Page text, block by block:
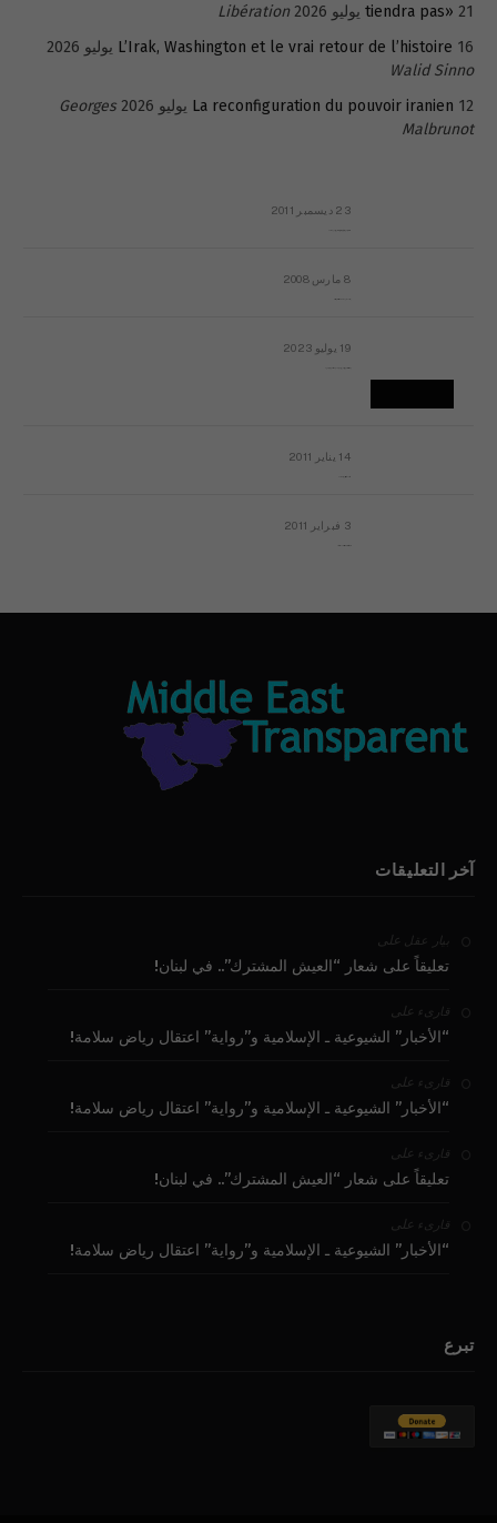
tiendra pas» 21 يوليو 2026
Libération
L’Irak, Washington et le vrai retour de l’histoire 16 يوليو 2026
Walid Sinno
La reconfiguration du pouvoir iranien 12 يوليو 2026
Georges
Malbrunot
23 ديسمبر 2011
8 مارس 2008
19 يوليو 2023
14 يناير 2011
3 فبراير 2011
آخر التعليقات
بيار عقل على
تعليقاً على شعار “العيش المشترك”.. في لبنان!
قارىء على
“الأخبار” الشيوعية ـ الإسلامية و”رواية” اعتقال رياض سلامة!
قارىء على
“الأخبار” الشيوعية ـ الإسلامية و”رواية” اعتقال رياض سلامة!
قارىء على
تعليقاً على شعار “العيش المشترك”.. في لبنان!
قارىء على
“الأخبار” الشيوعية ـ الإسلامية و”رواية” اعتقال رياض سلامة!
تبرع